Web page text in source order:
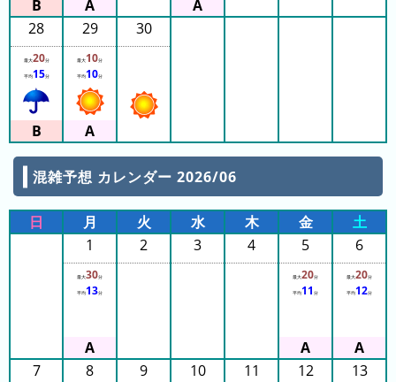
時
間
グ
ラ
フ
ま
で
グ
ラ
フ
直
28
最大20分
平均15分
29
最大10分
平均10分
30
混雑予想 カレンダー 2026/06
日 月 火 水 木 金
土
1
最大30分
平均13分
2 3 4 5
最大20分
平均11 分
6
最大20分
平均12分
7 8 9 10 11 12 13